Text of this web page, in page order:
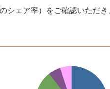
シェア率）をご確認いただ